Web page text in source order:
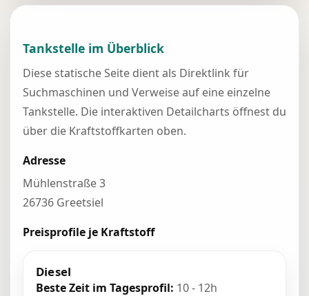
Tankstelle im Überblick
Diese statische Seite dient als Direktlink für
Suchmaschinen und Verweise auf eine einzelne
Tankstelle. Die interaktiven Detailcharts öffnest du
über die Kraftstoffkarten oben.
Adresse
Mühlenstraße 3
26736 Greetsiel
Preisprofile je Kraftstoff
Diesel
Beste Zeit im Tagesprofil: 10 - 12h